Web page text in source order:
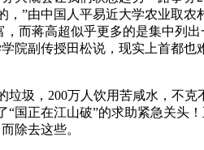
”由中国人平易近大学农业取农
而蒋高超似乎更多的是集中列
院副传授田松说，现实上首都也
圾，200万人饮用苦咸水，不克
国正在江山破”的求助紧急关头
除去这些。